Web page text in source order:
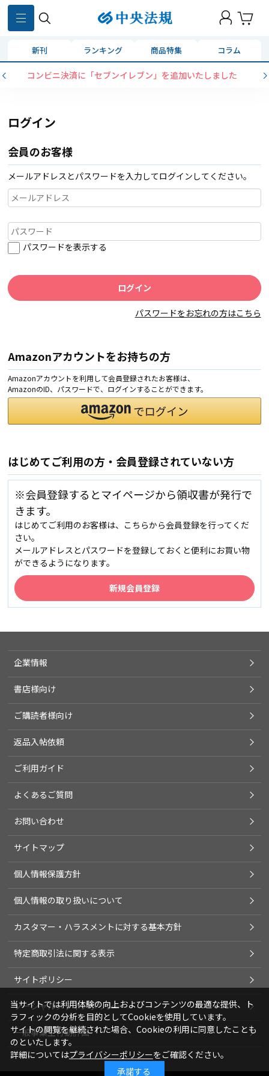
新刊 ランキング 商品特集 コラム
コンビニ決済に「セブンイレブン」を追加いたしました
ログイン
会員のお客様
メールアドレスとパスワードを入力してログインしてください。
パスワードを表示する
パスワードをお忘れの方はこちら
Amazonアカウントをお持ちの方
Amazonアカウントを利用して会員登録されたお客様は、
AmazonのID、パスワードで、ログインすることができます。
はじめてご利用の方・会員登録されていない方
※会員登録するとマイページから領収書が発行で
きます。
はじめてご利用のお客様は、こちらから会員登録を行ってくだ
さい。
メールアドレスとパスワードを登録しておくと便利にお買い物
ができるようになります。
企業情報
書店様向け
ご購読者様向け
返品入帖依頼
ご利用ガイド
よくあるご質問
お問い合わせ
サイトマップ
個人情報保護方針
個人情報の取り扱いについて
カスタマー・ハラスメントに対する基本方針
特定商取引法に関する表示
サイトポリシー
ソーシャルメディアポリシー
一般事業主行動計画
当サイトでは利用体験の向上およびコンテンツの最適な提供、ト
ラフィックの分析を目的としてCookieを使用しています。
サイトの閲覧を継続された場合、Cookieの利用に同意したことも
のといたします。
詳細についてはプライバシーポリシーをご確認ください。
承諾する